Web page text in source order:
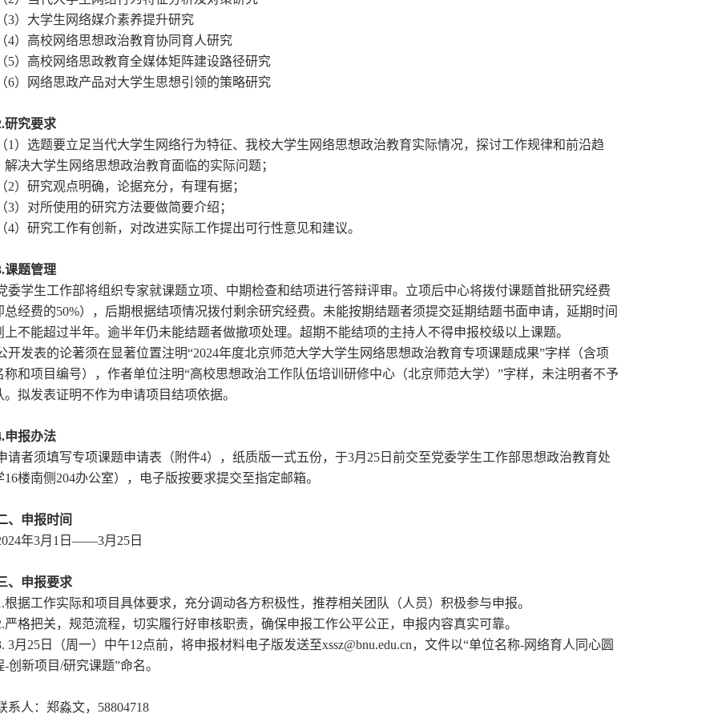
）大学生网络媒介素养提升研究
）高校网络思想政治教育协同育人研究
）高校网络思政教育全媒体矩阵建设路径研究
）网络思政产品对大学生思想引领的策略研究
研究要求
）选题要立足当代大学生网络行为特征、我校大学生网络思想政治教育实际情况，探讨工作规律和前沿趋
解决大学生网络思想政治教育面临的实际问题；
）研究观点明确，论据充分，有理有据；
）对所使用的研究方法要做简要介绍；
）研究工作有创新，对改进实际工作提出可行性意见和建议。
课题管理
学生工作部将组织专家就课题立项、中期检查和结项进行答辩评审。立项后中心将拨付课题首批研究经费
总经费的50%），后期根据结项情况拨付剩余研究经费。未能按期结题者须提交延期结题书面申请，延期时间
上不能超过半年。逾半年仍未能结题者做撤项处理。超期不能结项的主持人不得申报校级以上课题。
发表的论著须在显著位置注明“2024年度北京师范大学大学生网络思想政治教育专项课题成果”字样（含项
称和项目编号），作者单位注明“高校思想政治工作队伍培训研修中心（北京师范大学）”字样，未注明者不予
。拟发表证明不作为申请项目结项依据。
申报办法
者须填写专项课题申请表（附件4），纸质版一式五份，于3月25日前交至党委学生工作部思想政治教育处
16楼南侧204办公室），电子版按要求提交至指定邮箱。
申报时间
年3月1日——3月25日
申报要求
据工作实际和项目具体要求，充分调动各方积极性，推荐相关团队（人员）积极参与申报。
格把关，规范流程，切实履行好审核职责，确保申报工作公平公正，申报内容真实可靠。
月25日（周一）中午12点前，将申报材料电子版发送至xssz@bnu.edu.cn，文件以“单位名称-网络育人同心圆
-创新项目/研究课题”命名。
人：郑淼文，58804718